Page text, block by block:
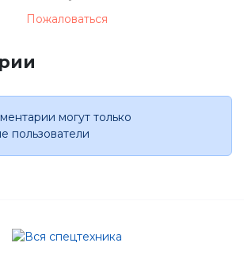
Пожаловаться
могут только
пользователи